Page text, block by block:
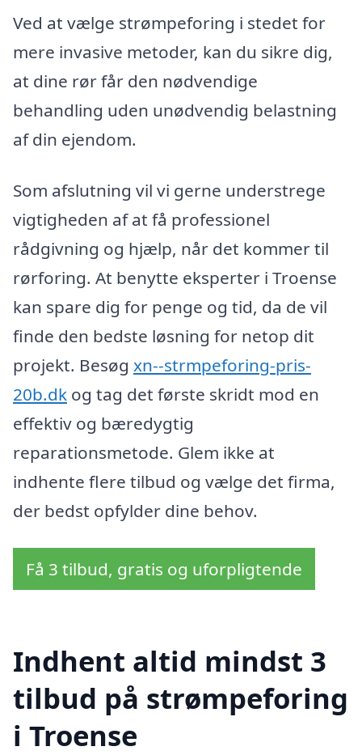
Ved at vælge strømpeforing i stedet for
mere invasive metoder, kan du sikre dig,
at dine rør får den nødvendige
behandling uden unødvendig belastning
af din ejendom.
Som afslutning vil vi gerne understrege
vigtigheden af at få professionel
rådgivning og hjælp, når det kommer til
rørforing. At benytte eksperter i Troense
kan spare dig for penge og tid, da de vil
finde den bedste løsning for netop dit
projekt. Besøg xn--strmpeforing-pris-
20b.dk og tag det første skridt mod en
effektiv og bæredygtig
reparationsmetode. Glem ikke at
indhente flere tilbud og vælge det firma,
der bedst opfylder dine behov.
Få 3 tilbud, gratis og uforpligtende
Indhent altid mindst 3
tilbud på strømpeforing
i Troense